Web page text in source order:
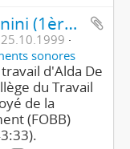
Interview d'Aramis Cremonini (1ère partie/2)
25.10.1999
sonores
d'Alda De
du Travail
de la
(FOBB)